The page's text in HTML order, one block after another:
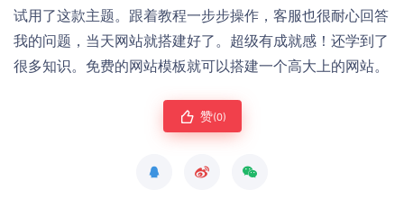
试用了这款主题。跟着教程一步步操作，客服也很耐心回答
我的问题，当天网站就搭建好了。超级有成就感！还学到了
很多知识。免费的网站模板就可以搭建一个高大上的网站。
赞(0)